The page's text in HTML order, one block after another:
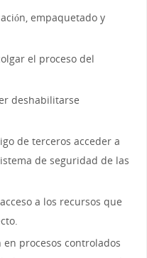
empaquetado y
el proceso del
deshabilitarse
de terceros acceder a
de seguridad de las
a los recursos que
en procesos controlados